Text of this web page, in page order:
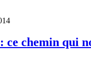
ce chemin qui